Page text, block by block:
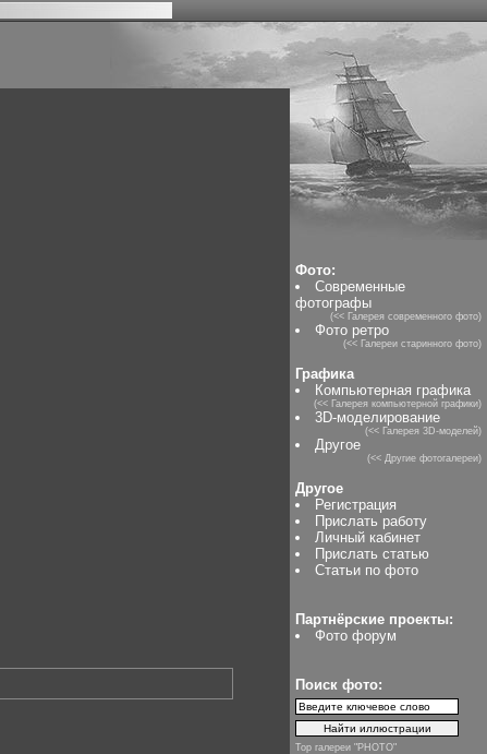
Фото:
Современные
фотографы
(<< Галерея современного фото)
Фото ретро
(<< Галереи старинного фото)
Графика
Компьютерная графика
(<< Галерея компьютерной графики)
3D-моделирование
(<< Галерея 3D-моделей)
Другое
(<< Другие фотогалереи)
Другое
Регистрация
Прислать работу
Личный кабинет
Прислать статью
Статьи по фото
Партнёрские проекты:
Фото форум
Поиск фото:
Top галереи "PHOTO"